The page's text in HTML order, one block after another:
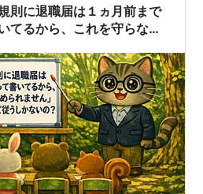
則に退職届は１ヵ月前まで
てるから、これを守らない